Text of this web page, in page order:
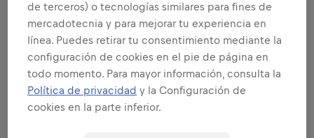
SE UN EMBAJADOR DE LA MARCA Y
PRODUCTO
SE UN EXPERTO EN VENTAS
de terceros) o tecnologías similares para fines de
mercadotecnia y para mejorar tu experiencia en
línea. Puedes retirar tu consentimiento mediante la
configuración de cookies en el pie de página en
todo momento. Para mayor información, consulta la
Política de privacidad y la Configuración de
cookies en la parte inferior.